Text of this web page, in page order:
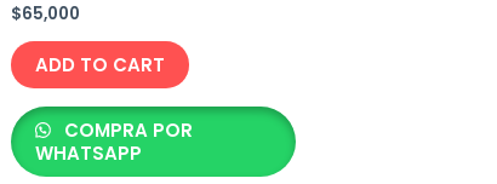
Rated
0
out
of
5
$65,000
ADD TO CART
COMPRA POR
WHATSAPP